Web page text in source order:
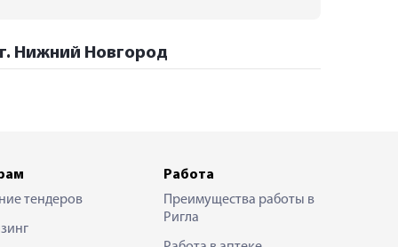
Нижний Новгород
тендеров
Работа
Преимущества работы в
Ригла